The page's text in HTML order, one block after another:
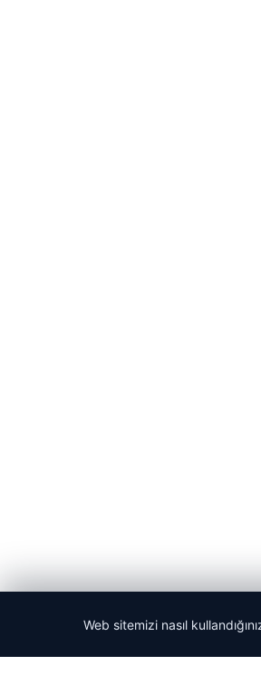
Web sitemizi nasıl